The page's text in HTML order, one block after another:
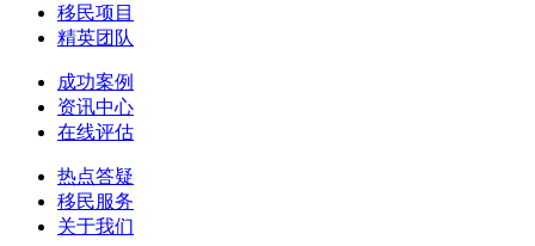
移民项目
精英团队
成功案例
资讯中心
在线评估
热点答疑
移民服务
关于我们